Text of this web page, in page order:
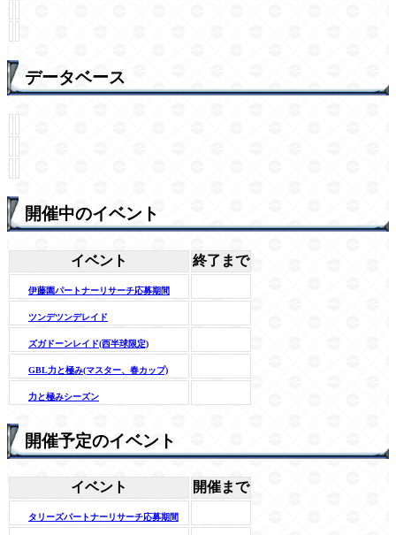
データベース
開催中のイベント
イベント 終了まで
伊藤園パートナーリサーチ応募期間
ツンデツンデレイド
ズガドーンレイド(西半球限定)
GBL力と極み(マスター、春カップ)
力と極みシーズン
開催予定のイベント
イベント 開催まで
タリーズパートナーリサーチ応募期間